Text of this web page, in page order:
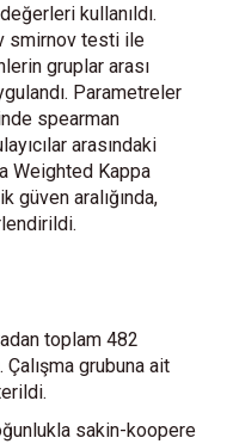
kullanıldı.
smirnov testi ile
gruplar arası
Parametreler
spearman
arasındaki
Weighted Kappa
güven aralığında,
toplam 482
grubuna ait
sakin-koopere